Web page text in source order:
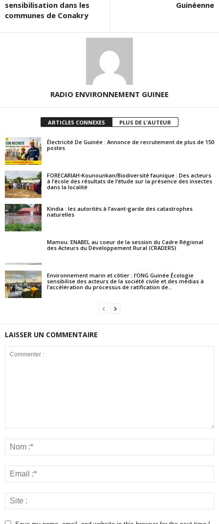
sensibilisation dans les
communes de Conakry
Guinéenne
RADIO ENVIRONNEMENT GUINEE
ARTICLES CONNEXES PLUS DE L'AUTEUR
Électricité De Guinée : Annonce de recrutement de plus de 150
postes
FORECARIAH-Kounounkan/Biodiversité faunique : Des acteurs
à l’école des résultats de l’étude sur la présence des insectes
dans la localité
Kindia : les autorités à l’avant-garde des catastrophes
naturelles
Mamou: ENABEL au coeur de la session du Cadre Régional
des Acteurs du Développement Rural (CRADERS)
Environnement marin et côtier : l’ONG Guinée Écologie
sensibilise des acteurs de la société civile et des médias à
l’accélération du processus de ratification de...
LAISSER UN COMMENTAIRE